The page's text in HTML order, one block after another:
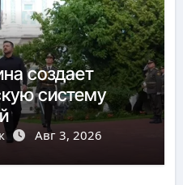
создает
систему
Авг 3, 2026